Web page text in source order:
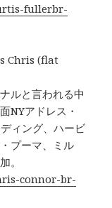
fullerbr-
Chris (flat
ルと言われる中
NYアドレス・
ィング、ハービ
プーマ、ミル
。
connor-br-